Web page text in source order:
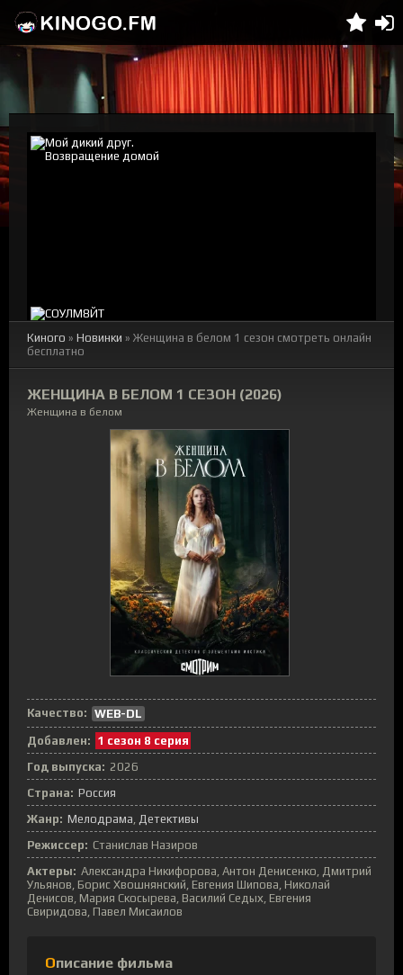
Киного » Новинки » Женщина в белом 1 сезон смотреть онлайн
бесплатно
ЖЕНЩИНА В БЕЛОМ 1 СЕЗОН (2026)
Женщина в белом
Качество: WEB-DL
Добавлен: 1 сезон 8 серия
Год выпуска: 2026
Страна: Россия
Жанр: Мелодрама Детективы
Режиссер: Станислав Назиров
Актеры: Александра Никифорова, Антон Денисенко, Дмитрий
Ульянов, Борис Хвошнянский, Евгения Шипова, Николай
Денисов, Мария Скосырева, Василий Седых, Евгения
Свиридова, Павел Мисаилов
Описание фильма